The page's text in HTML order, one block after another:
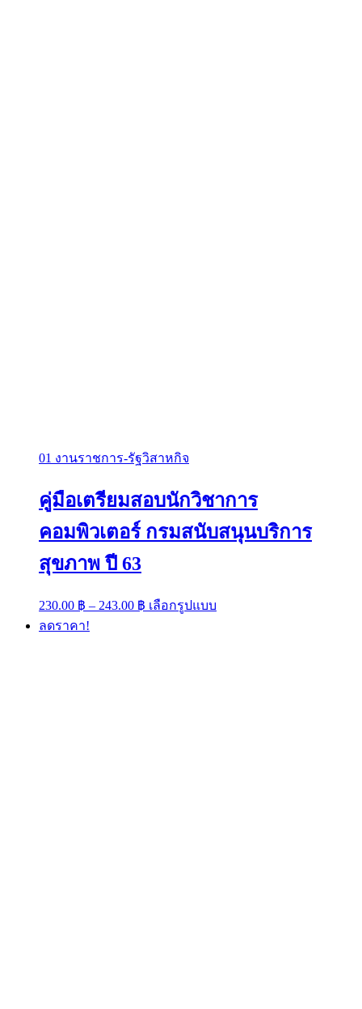
01 งานราชการ-รัฐวิสาหกิจ
คู่มือเตรียมสอบนักวิชาการ
คอมพิวเตอร์ กรมสนับสนุนบริการ
สุขภาพ ปี 63
230.00 ฿ – 243.00 ฿ Price
range:
เลือกรูปแบบ
product
ลดราคา!